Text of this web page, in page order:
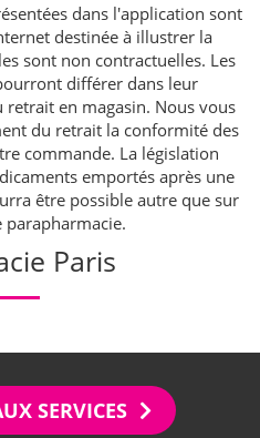
dans l'application sont
destinée à illustrer la
sont non contractuelles. Les
différer dans leur
en magasin. Nous vous
du retrait la conformité des
commande. La législation
emportés après une
être possible autre que sur
Paris
SERVICES